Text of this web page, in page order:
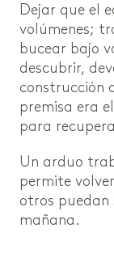
Dejar que el
volúmenes;
bucear bajo
descubrir,
construcción
premisa era
para
Un arduo
permite
otros
mañana.